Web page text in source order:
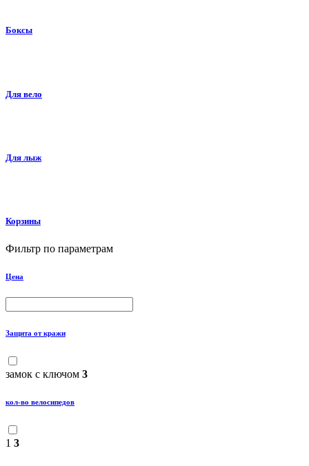
Боксы
Для вело
Для лыж
Корзины
Фильтр по параметрам
Цена
Защита от кражи
замок с ключом 3
кол-во велосипедов
1 3